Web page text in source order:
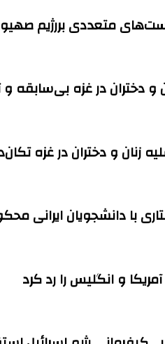
متعددی بررژیم
دختران در غزه بی‌سابقه
زنان و دختران در غزه
با دانشجویان ایرانی
و انگلیس را رد کرد